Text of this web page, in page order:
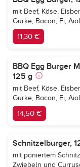
mit Beef, Käse,
Gurke, Bacon, Ei,
11,30 €
BBQ Egg Burger
125 g
mit Beef, Käse,
Gurke, Bacon, Ei,
14,50 €
Schnitzelburger,
mit paniertem
Zwiebeln und